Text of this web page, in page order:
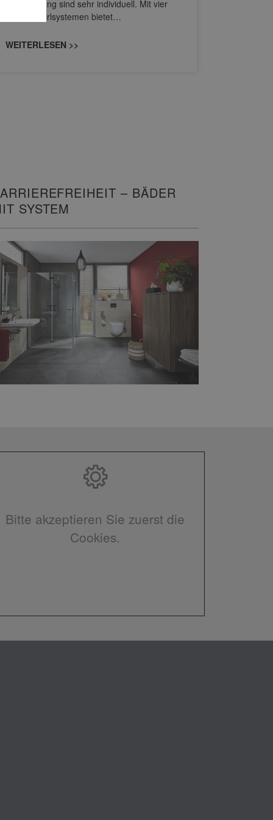
Entspannung sind sehr individuell. Mit vier
neuen Whirlsystemen bietet…
WEITERLESEN >>
– BÄDER
SYSTEM
Bitte akzeptieren Sie zuerst die
Cookies.